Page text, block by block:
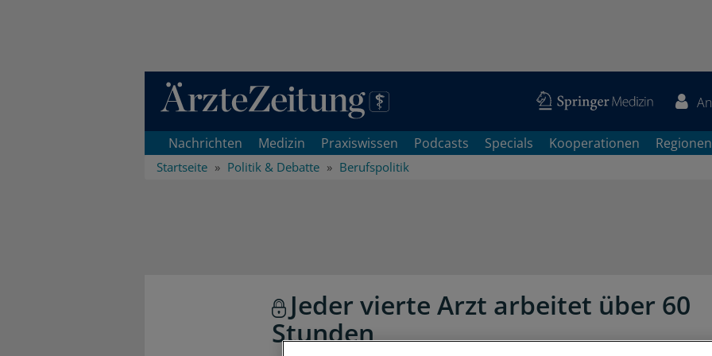
Direkt zum Inhaltsbereich
Nachrichten Medizin Praxiswissen Podcasts Specials Kooperationen Regionen
Startseite Politik & Debatte Berufspolitik
Jeder vierte Arzt arbeitet über 60
Stunden